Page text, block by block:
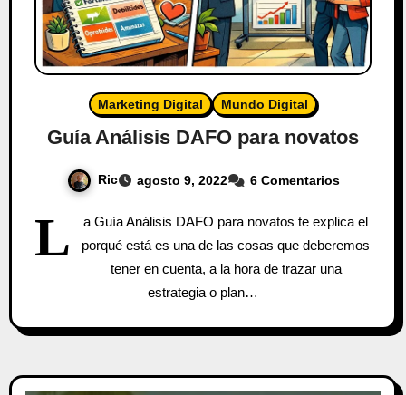
Marketing Digital Mundo Digital
Guía Análisis DAFO para novatos
Ric agosto 9, 2022 6 Comentarios
L
a Guía Análisis DAFO para novatos te explica el
porqué está es una de las cosas que deberemos
tener en cuenta, a la hora de trazar una
estrategia o plan…